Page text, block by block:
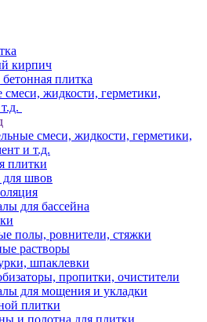
кирпич
плитка
смеси, жидкости, герметики,
смеси, жидкости, герметики,
и т.д.
плитки
для швов
для бассейна
полы, ровнители, стяжки
растворы
шпаклевки
пропитки, очистители
для мощения и укладки
плитки
и полотна для плитки